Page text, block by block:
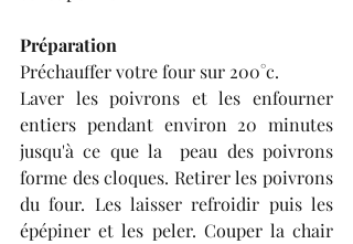
Préparation
Préchauffer votre four sur 200°c.
Laver les poivrons et les enfourner
entiers pendant environ 20 minutes
jusqu'à ce que la  peau des poivrons
forme des cloques. Retirer les poivrons
du four. Les laisser refroidir puis les
épépiner et les peler. Couper la chair